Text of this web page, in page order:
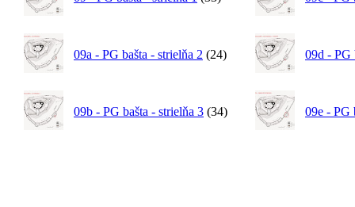
09a - PG bašta - strielňa 2 (24)
09b - PG bašta - strielňa 3 (34)
09d - PG
09e - PG